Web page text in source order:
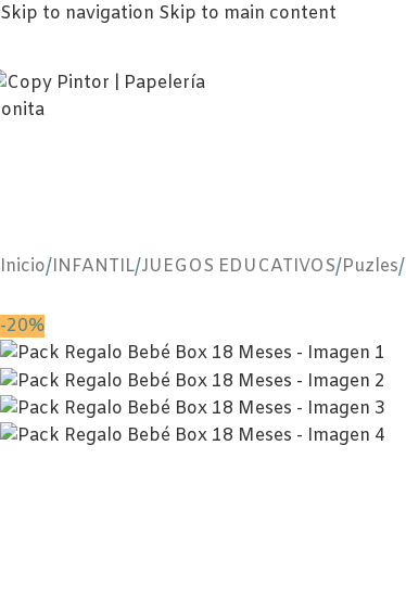
Skip to navigation Skip to main content
Inicio/INFANTIL/JUEGOS EDUCATIVOS/Puzles/
-20%